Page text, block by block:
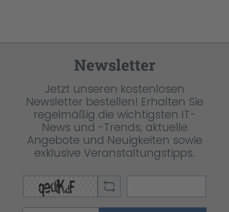
Newsletter
Jetzt unseren kostenlosen
Newsletter bestellen! Erhalten Sie
regelmäßig die wichtigsten IT-
News und -Trends, aktuelle
Angebote und Neuigkeiten sowie
exklusive Veranstaltungstipps.